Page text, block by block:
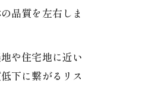
品質を左右しま
や住宅地に近い
下に繋がるリス